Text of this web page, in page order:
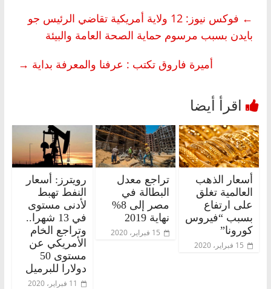
←
فوكس نيوز: 12 ولاية أمريكية تقاضي الرئيس جو
بايدن بسبب مرسوم حماية الصحة العامة والبيئة
أميرة فاروق تكتب : عرفنا والمعرفة بداية →
أسعار الذهب
العالمية تغلق
على ارتفاع
بسبب “فيروس
كورونا”
15 فبراير، 2020
تراجع معدل
البطالة في
مصر إلى 8%
نهاية 2019
15 فبراير، 2020
رويترز: أسعار
النفط تهبط
لأدنى مستوى
في 13 شهرا..
وتراجع الخام
الأمريكي عن
مستوى 50
دولارا للبرميل
11 فبراير، 2020